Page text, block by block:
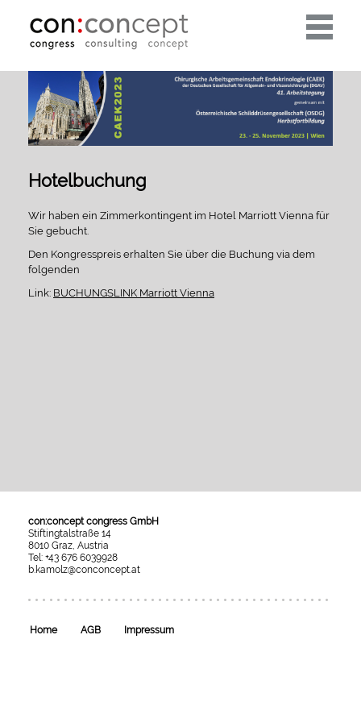
Toggle
Hotelbuchung
Wir haben ein Zimmerkontingent im Hotel Marriott Vienna für
Sie gebucht.
Den Kongresspreis erhalten Sie über die Buchung via dem
folgenden
Link: BUCHUNGSLINK Marriott Vienna
con:concept congress GmbH
Stiftingtalstraße 14
8010 Graz, Austria
Tel: +43 676 6039928
b.kamolz@conconcept.at
esraSoft
esraCMS
Home AGB Impressum